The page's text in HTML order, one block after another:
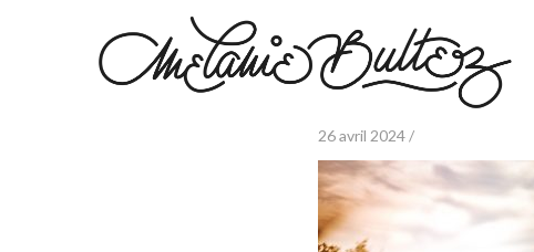
26 avril 2024 /